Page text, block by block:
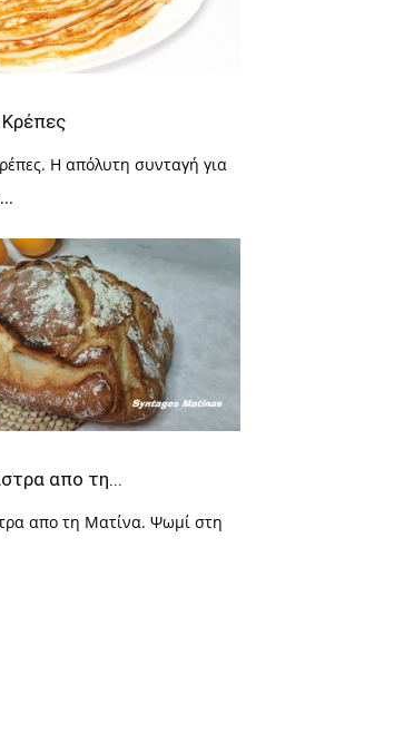
Κρέπες
Η απόλυτη συνταγή για
απο τη...
απο τη Ματίνα. Ψωμί στη